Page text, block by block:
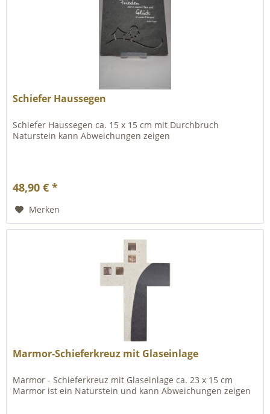
Schiefer Haussegen
Schiefer Haussegen ca. 15 x 15 cm mit Durchbruch
Naturstein kann Abweichungen zeigen
48,90 € *
Merken
Marmor-Schieferkreuz mit Glaseinlage
Marmor - Schieferkreuz mit Glaseinlage ca. 23 x 15 cm
Marmor ist ein Naturstein und kann Abweichungen zeigen